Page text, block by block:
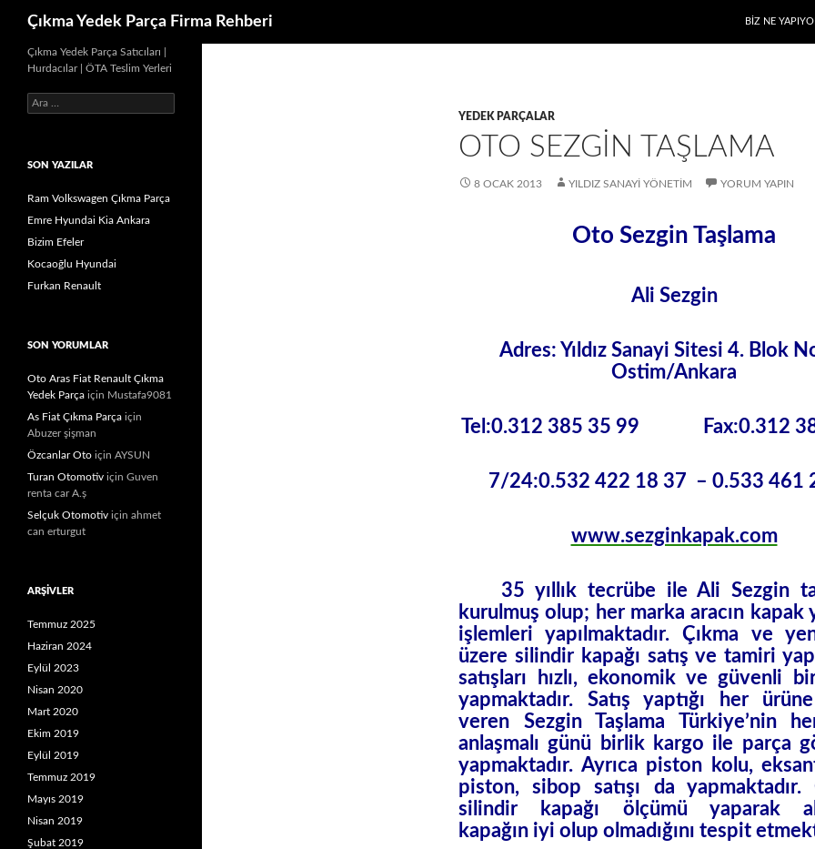
İçeriğe
Çıkma Yedek Parça Firma Rehberi BIZ NE
YEDEK PARÇALAR
OTO SEZGIN TAŞLAMA
8 OCAK 2013 YILDIZ SANAYI YÖNETIM YORUM YAPIN
Oto Sezgin Taşlama
Ali Sezgin
Adres: Yıldız Sanayi Sitesi 4. Blok
Ostim/Ankara
Tel:0.312 385 35 99 Fax:0.312
7/24:0.532 422 18 37 – 0.533 461
www.sezginkapak.com
35 yıllık tecrübe ile Ali Sezgin
kurulmuş olup; her marka aracın kapak
işlemleri yapılmaktadır. Çıkma ve
üzere silindir kapağı satış ve tamiri
satışları hızlı, ekonomik ve güvenli
yapmaktadır. Satış yaptığı her
veren Sezgin Taşlama Türkiye’nin
anlaşmalı günü birlik kargo ile parça
yapmaktadır. Ayrıca piston kolu,
piston, sibop satışı da yapmaktadır.
silindir kapağı ölçümü yaparak
kapağın iyi olup olmadığını tespit
Çıkma Yedek Parça Satıcıları |
Hurdacılar | ÖTA Teslim Yerleri
Arama:
SON YAZILAR
Ram Volkswagen Çıkma Parça
Emre Hyundai Kia Ankara
Bizim Efeler
Kocaoğlu Hyundai
Furkan Renault
SON YORUMLAR
Oto Aras Fiat Renault Çıkma
Yedek Parça için Mustafa9081
As Fiat Çıkma Parça için
Abuzer şişman
Özcanlar Oto için AYSUN
Turan Otomotiv için Guven
renta car A.ș
Selçuk Otomotiv için ahmet
can erturgut
ARŞIVLER
Temmuz 2025
Haziran 2024
Eylül 2023
Nisan 2020
Mart 2020
Ekim 2019
Eylül 2019
Temmuz 2019
Mayıs 2019
Nisan 2019
Şubat 2019